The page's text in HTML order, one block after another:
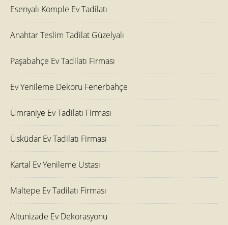
Esenyalı Komple Ev Tadilatı
Anahtar Teslim Tadilat Güzelyalı
Paşabahçe Ev Tadilatı Firması
Ev Yenileme Dekoru Fenerbahçe
Ümraniye Ev Tadilatı Firması
Üsküdar Ev Tadilatı Firması
Kartal Ev Yenileme Ustası
Maltepe Ev Tadilatı Firması
Altunizade Ev Dekorasyonu